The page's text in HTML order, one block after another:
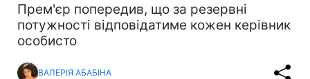
Прем'єр попередив, що за резервні
потужності відповідатиме кожен керівник
особисто
ВАЛЕРІЯ АБАБІНА